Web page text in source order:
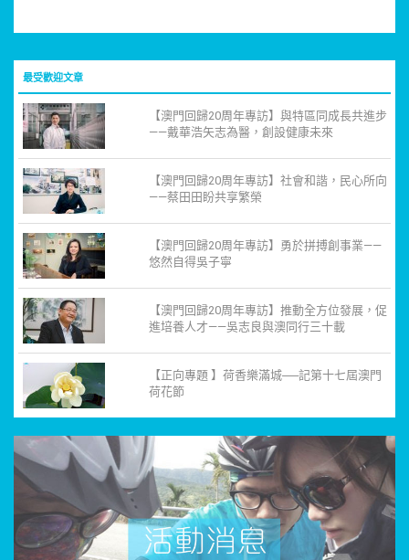
最受歡迎文章
【澳門回歸20周年專訪】與特區同成長共進步
——戴華浩矢志為醫，創設健康未來
【澳門回歸20周年專訪】社會和諧，民心所向
——蔡田田盼共享繁榮
【澳門回歸20周年專訪】勇於拼搏創事業——
悠然自得吳子寧
【澳門回歸20周年專訪】推動全方位發展，促
進培養人才——吳志良與澳同行三十載
【正向專題 】荷香樂滿城──記第十七屆澳門
荷花節